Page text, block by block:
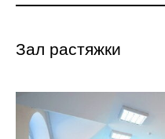
Зал растяжки